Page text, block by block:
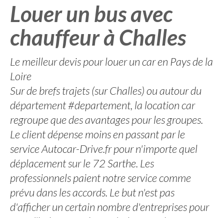
Louer un bus avec
chauffeur à Challes
Le meilleur devis pour louer un car en Pays de la
Loire
Sur de brefs trajets (sur Challes) ou autour du
département #departement, la location car
regroupe que des avantages pour les groupes.
Le client dépense moins en passant par le
service Autocar-Drive.fr pour n'importe quel
déplacement sur le 72 Sarthe. Les
professionnels paient notre service comme
prévu dans les accords. Le but n'est pas
d'afficher un certain nombre d'entreprises pour